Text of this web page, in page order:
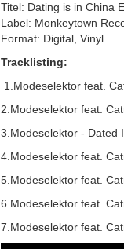
Titel: Dating is in China
Label: Monkeytown
Format: Digital, Vinyl
Tracklisting:
1.Modeselektor feat.
2.Modeselektor feat.
3.Modeselektor - Dated
4.Modeselektor feat.
5.Modeselektor feat.
6.Modeselektor feat.
7.Modeselektor feat.